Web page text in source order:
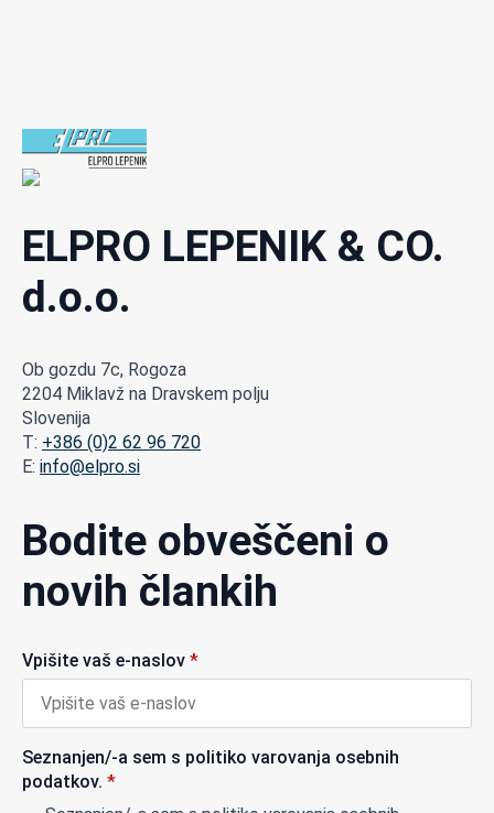
ELPRO LEPENIK & CO.
d.o.o.
Ob gozdu 7c, Rogoza
2204 Miklavž na Dravskem polju
Slovenija
T: +386 (0)2 62 96 720
E: info@elpro.si
Bodite obveščeni o
novih člankih
Vpišite vaš e-naslov *
Seznanjen/-a sem s politiko varovanja osebnih
podatkov. *